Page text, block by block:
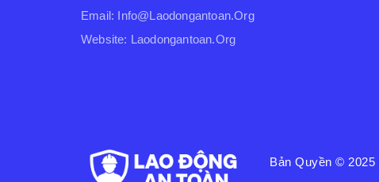
Email: Info@laodongantoan.org
Website: Laodongantoan.org
Bản Quyền © 2025